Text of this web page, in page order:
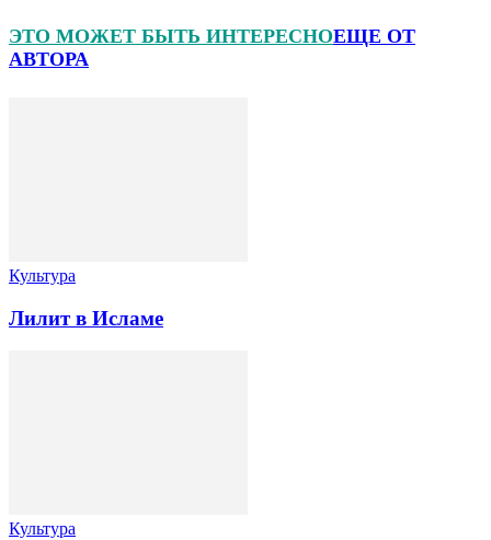
ЭТО МОЖЕТ БЫТЬ ИНТЕРЕСНОЕЩЕ ОТ
АВТОРА
Культура
Лилит в Исламе
Культура